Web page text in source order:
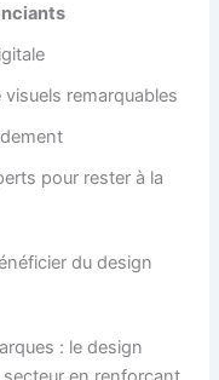
remarquables
pour rester à la
du design
: le design